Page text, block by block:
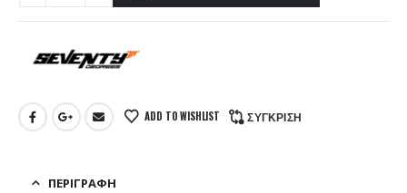
ADD TO WISHLIST ΣΎΓΚΡΙΣΗ
ΠΕΡΙΓΡΑΦΉ